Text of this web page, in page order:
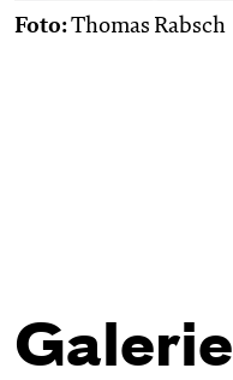
Foto:Thomas Rabsch
Galerie